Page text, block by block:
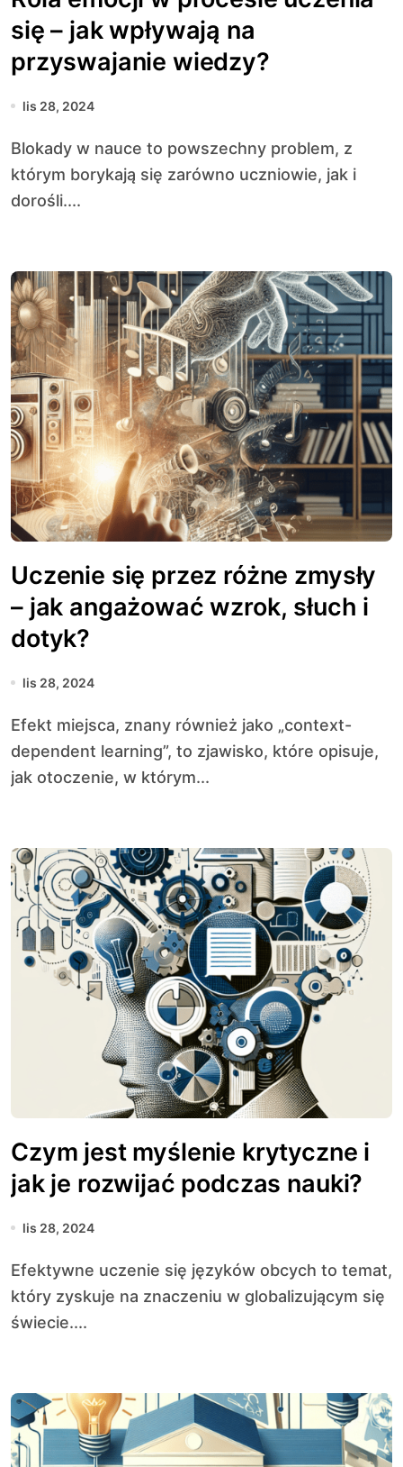
się – jak wpływają na
przyswajanie wiedzy?
lis 28, 2024
Blokady w nauce to powszechny problem, z
którym borykają się zarówno uczniowie, jak i
dorośli....
Uczenie się przez różne zmysły
– jak angażować wzrok, słuch i
dotyk?
lis 28, 2024
Efekt miejsca, znany również jako „context-
dependent learning”, to zjawisko, które opisuje,
jak otoczenie, w którym...
Czym jest myślenie krytyczne i
jak je rozwijać podczas nauki?
lis 28, 2024
Efektywne uczenie się języków obcych to temat,
który zyskuje na znaczeniu w globalizującym się
świecie....